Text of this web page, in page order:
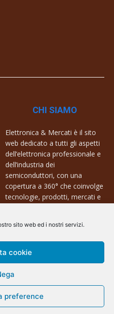
sito web ed i nostri servizi.
cookie
preference
CHI SIAMO
Elettronica & Mercati è il sito
web dedicato a tutti gli aspetti
dell’elettronica professionale e
dell’industria dei
semiconduttori, con una
copertura a 360° che coinvolge
tecnologie, prodotti, mercati e
Contatti:
info@arscommunication.it